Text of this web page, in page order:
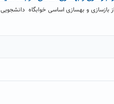
بازسازی و بهسازی اساسی خوابگاه